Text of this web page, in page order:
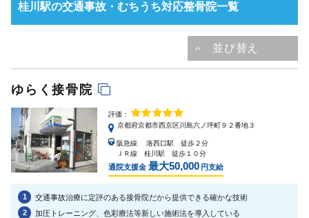
桂川駅の交通事故・むちうち対応整骨院一覧
ゆらく接骨院
評価：
京都府京都市西京区川島六ノ坪町９２番地３
阪急線 洛西口駅 徒歩２分
ＪＲ線 桂川駅 徒歩１０分
通院支援金 最大50,000 円支給
1
交通事故治療に定評のある接骨院だから提供できる確かな技術
2
加圧トレーニング、色彩療法等新しい施術法を導入している